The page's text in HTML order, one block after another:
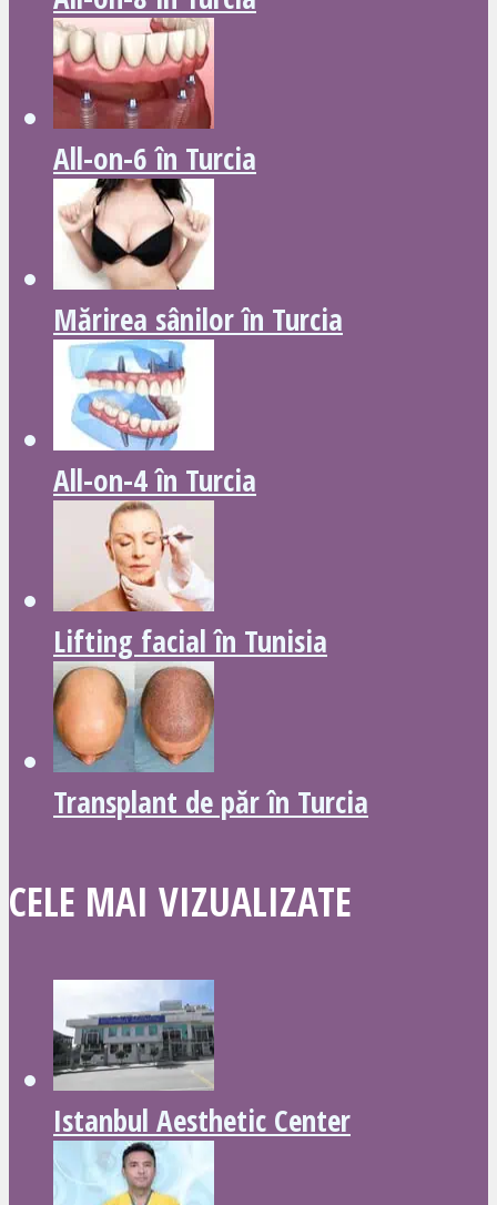
All-on-6 în Turcia
Mărirea sânilor în Turcia
All-on-4 în Turcia
Lifting facial în Tunisia
Transplant de păr în Turcia
CELE MAI VIZUALIZATE
Istanbul Aesthetic Center